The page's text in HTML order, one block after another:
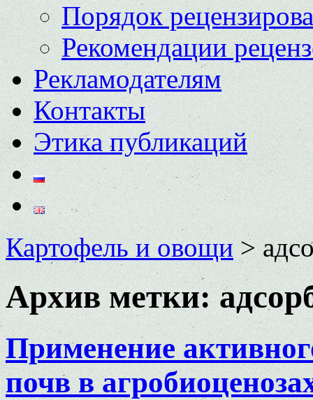
Порядок
Рекомендации
Рекламодателям
Контакты
Этика публикаций
Картофель и овощи>
Архив метки:
Применение
почв в